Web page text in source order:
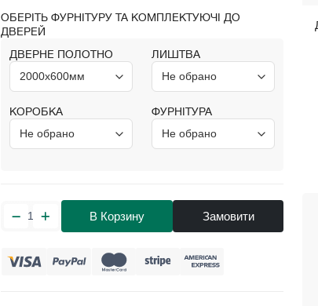
ОБЕРІТЬ ФУРНІТУРУ ТА КОМПЛЕКТУЮЧІ ДО
ДВЕРЕЙ
ДВЕРНЕ ПОЛОТНО
КОРОБКА
ЛИШТВА
ФУРНІТУРА
В Корзину Замовити